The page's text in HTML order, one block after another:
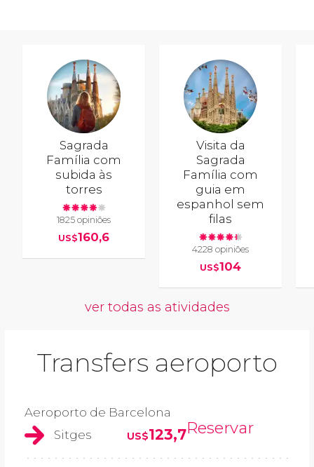
Sagrada
Família com
subida às
torres
1825 opiniões
US$160,6
Visita da
Sagrada
Família com
guia em
espanhol sem
filas
4228 opiniões
US$104
ver todas as atividades
Transfers aeroporto
Aeroporto de Barcelona
Sitges
US$123,7Reservar